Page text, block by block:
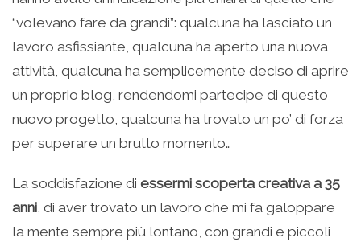
“volevano fare da grandi”: qualcuna ha lasciato un
lavoro asfissiante, qualcuna ha aperto una nuova
attività, qualcuna ha semplicemente deciso di aprire
un proprio blog, rendendomi partecipe di questo
nuovo progetto, qualcuna ha trovato un po’ di forza
per superare un brutto momento…
La soddisfazione di essermi scoperta creativa a 35
anni , di aver trovato un lavoro che mi fa galoppare
la mente sempre più lontano, con grandi e piccoli